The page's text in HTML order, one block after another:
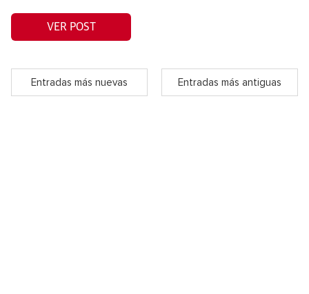
VER POST
Entradas más nuevas Entradas más antiguas